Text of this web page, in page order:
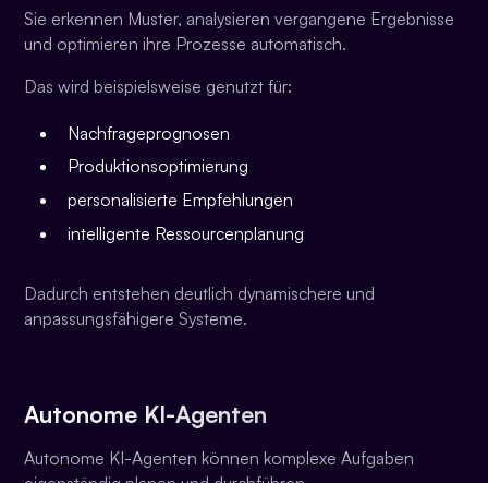
Sie erkennen Muster, analysieren vergangene Ergebnisse
und optimieren ihre Prozesse automatisch.
Das wird beispielsweise genutzt für:
Nachfrageprognosen
Produktionsoptimierung
personalisierte Empfehlungen
intelligente Ressourcenplanung
Dadurch entstehen deutlich dynamischere und
anpassungsfähigere Systeme.
Autonome KI-Agenten
Autonome KI-Agenten können komplexe Aufgaben